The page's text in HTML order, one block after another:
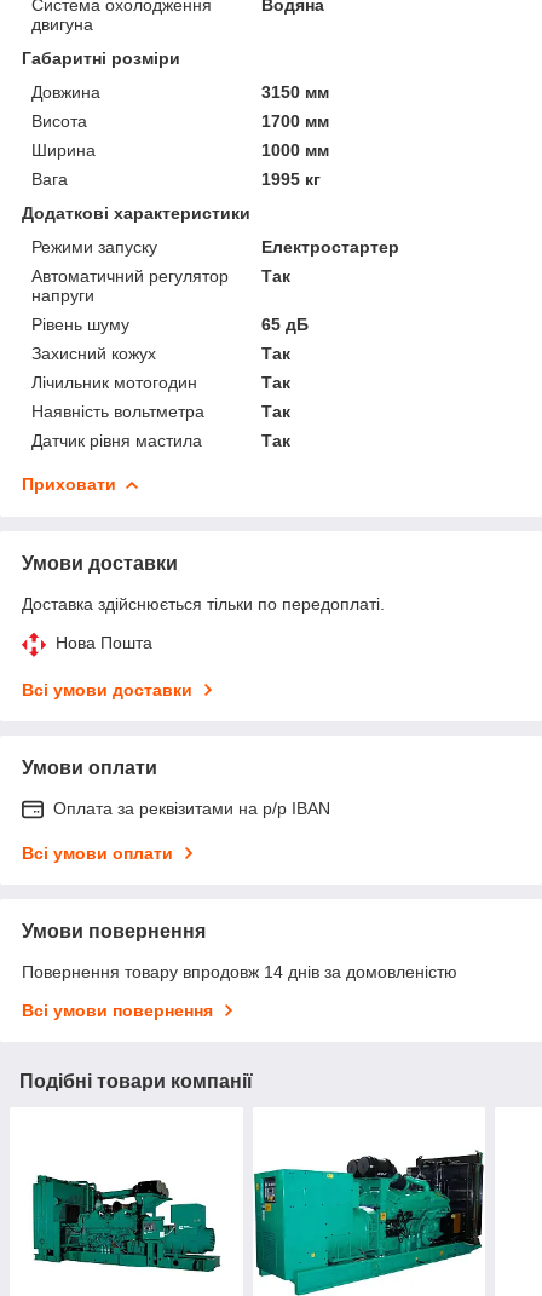
Система охолодження
двигуна
Водяна
Габаритні розміри
Довжина
3150 мм
Висота
1700 мм
Ширина
1000 мм
Вага
1995 кг
Додаткові характеристики
Режими запуску
Електростартер
Автоматичний регулятор
напруги
Так
Рівень шуму
65 дБ
Захисний кожух
Так
Лічильник мотогодин
Так
Наявність вольтметра
Так
Датчик рівня мастила
Так
Приховати
Умови доставки
Доставка здійснюється тільки по передоплаті.
Нова Пошта
Всі умови доставки
Умови оплати
Оплата за реквізитами на р/р IBAN
Всі умови оплати
Умови повернення
Повернення товару впродовж 14 днів за домовленістю
Всі умови повернення
Подібні товари компанії